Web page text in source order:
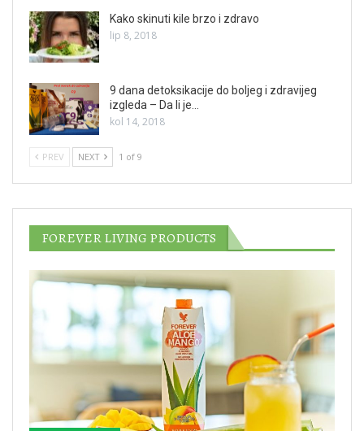
Kako skinuti kile brzo i zdravo
lip 8, 2018
9 dana detoksikacije do boljeg i zdravijeg
izgleda – Da li je…
kol 14, 2018
PREV NEXT 1 of 9
FOREVER LIVING PRODUCTS